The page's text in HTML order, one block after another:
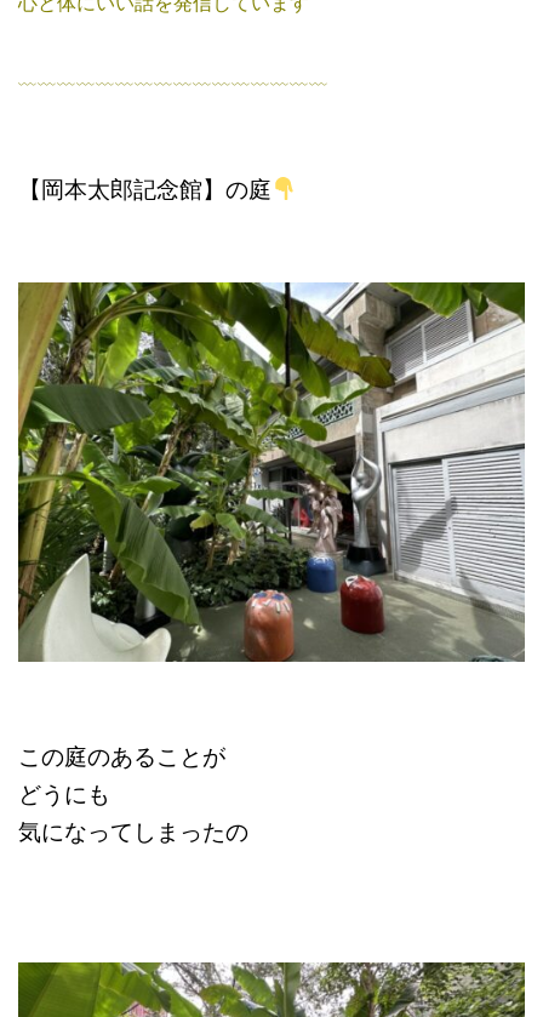
﹏﹏﹏﹏﹏﹏﹏﹏﹏﹏﹏﹏﹏﹏﹏﹏
【岡本太郎記念館】の庭
この庭のあることが
どうにも
気になってしまったの